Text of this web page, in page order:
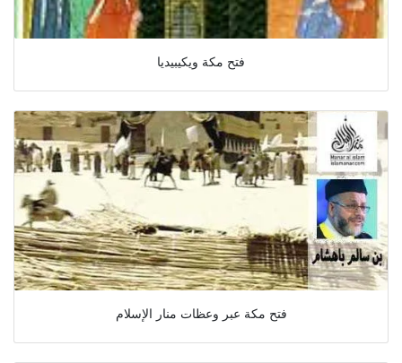
فتح مكة ويكيبيديا
فتح مكة عبر وعظات منار الإسلام